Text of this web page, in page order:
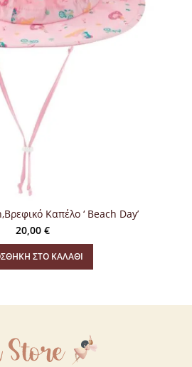
Καπέλο ‘ Beach Day’
20,00 €
ΣΤΟ ΚΑΛΆΘΙ